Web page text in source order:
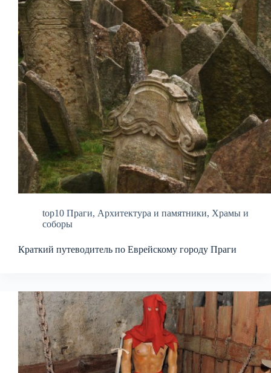
top10 Праги, Архитектура и памятники, Храмы и
соборы
Краткий путеводитель по Еврейскому городу Праги